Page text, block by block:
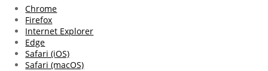
Chrome
Firefox
Internet Explorer
Edge
Safari (iOS)
Safari (macOS)